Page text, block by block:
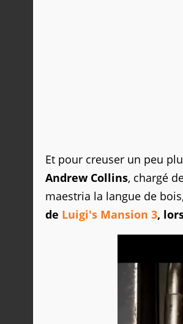
Et pour creuser un peu
Andrew Collins, chargé
maestria la langue de bois,
de Luigi's Mansion 3,